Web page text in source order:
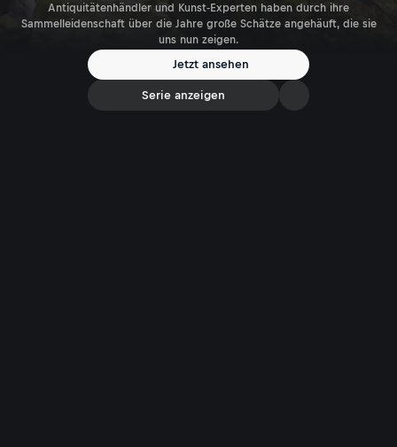
Antiquitätenhändler und Kunst-Experten haben durch ihre
Sammelleidenschaft über die Jahre große Schätze angehäuft, die sie
uns nun zeigen.
Jetzt ansehen
Serie anzeigen